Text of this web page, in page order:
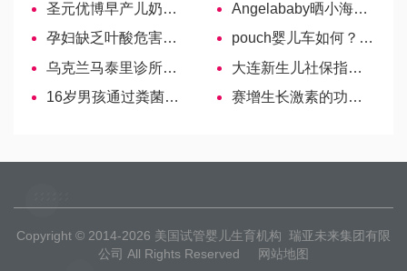
圣元优博早产儿奶粉解析，成分、价格…你想知道的这里都有
Angelababy晒小海绵吃元宵，宝宝吃元宵可以么？
孕妇缺乏叶酸危害大！4个有效补充方法送给你！
pouch婴儿车如何？听听过来人的经验分享
乌克兰马泰里诊所口碑名医—Berestovoy Oleg Alexandrovich
大连新生儿社保指南，需要的你不看看嘛
16岁男孩通过粪菌移植治疗自闭症，自闭真的能康复吗？
赛增生长激素的功效与作用，不止对试管婴儿促排有好处-哈萨克斯坦试管婴儿
Copyright © 2014-2026 美国试管婴儿生育机构 瑞亚未来集团有限
公司 All Rights Reserved
网站地图